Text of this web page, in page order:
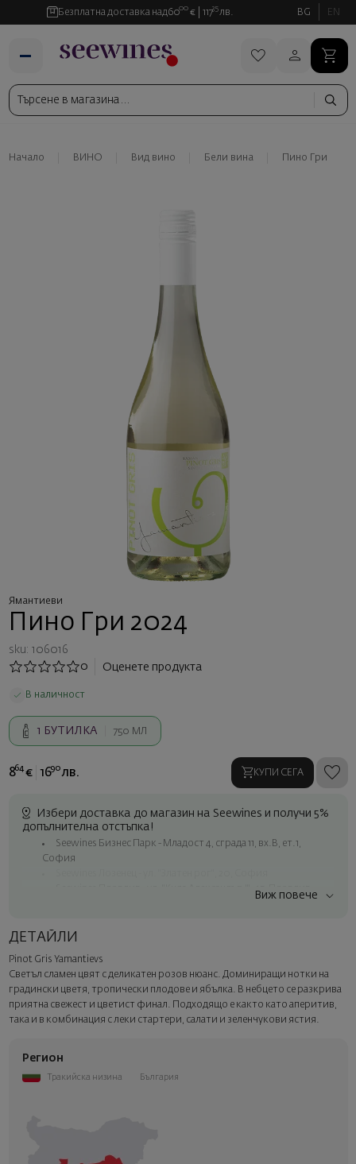
Безплатна доставка над6000 € 11735 лв. BG EN
Начало ВИНО Вид вино Бели вина Пино Гри
Ямантиеви
Пино Гри 2024
sku: 106016
0
Оценете продукта
В наличност
1 БУТИЛКА 750 МЛ
864 € 1690 лв. КУПИ СЕГА
Избери доставка до магазин на Seewines и получи 5%
допълнителна отстъпка!
Seewines Бизнес Парк - Младост 4, сграда 11, вх.В, ет.1,
София
Seewines Пловдив - ул. "Княз Александър I", 45, Пловдив
Куриер на Seewines до адрес в рамките на град София
Изненадайте със стил
Добавете луксозна подаръчна опаковка и персонализирана
картичка с ваше пожелание. Изберете тази опция в
следващата стъпка от поръчката.
Виж повече
ДЕТАЙЛИ
Pinot Gris Yamantievs
Светъл сламен цвят с деликатен розов нюанс. Доминиращи нотки на
градински цветя, тропически плодове и ябълка. В небцето се разкрива
приятна свежест и цветист финал. Подходящо е както като аперитив,
така и в комбинация с леки стартери, салати и зеленчукови ястия.
Регион
Тракийска низина България